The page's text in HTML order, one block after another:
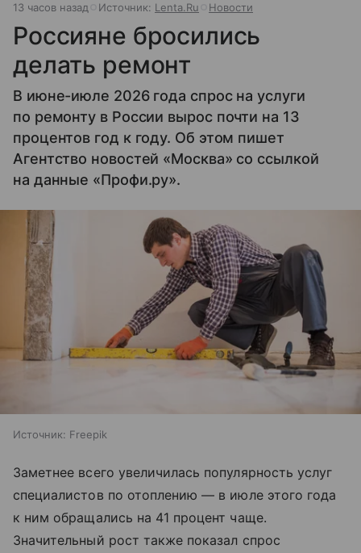
13 часов назад Источник: Lenta.Ru Новости
Россияне бросились
делать ремонт
В июне-июле 2026 года спрос на услуги
по ремонту в России вырос почти на 13
процентов год к году. Об этом пишет
Агентство новостей «Москва» со ссылкой
на данные «Профи.ру».
Источник: Freepik
Заметнее всего увеличилась популярность услуг
специалистов по отоплению — в июле этого года
к ним обращались на 41 процент чаще.
Значительный рост также показал спрос